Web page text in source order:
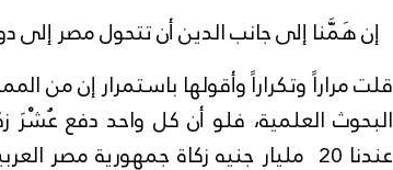
إن هَمَّنا إلى جانب الدين أن تتحول مصر إلى
قلت مراراً وتكراراً وأقولها باستمرار إن من
البحوث العلمية، فلو أن كل واحد دفع عُشْرَ